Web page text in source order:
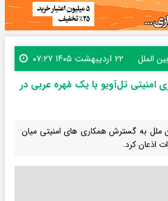
بین الملل ۲۲ اردیبهشت ۱۴۰۵ ۰۷:۲۷
امنیتی تل‌آویو با یک مُهره عربی در
ملل به گسترش همکاری های امنیتی میان
اذعان کرد.